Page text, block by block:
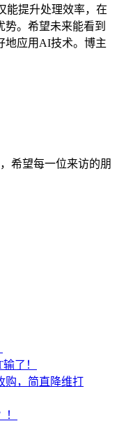
能提升处理效率，在
势。希望未来能看到
地应用AI技术。博主
希望每一位来访的朋
了！
购，简直降维打